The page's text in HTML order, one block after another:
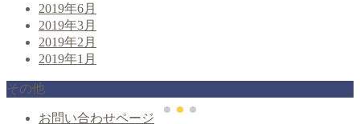
2019年6月
2019年3月
2019年2月
2019年1月
その他
お問い合わせページ